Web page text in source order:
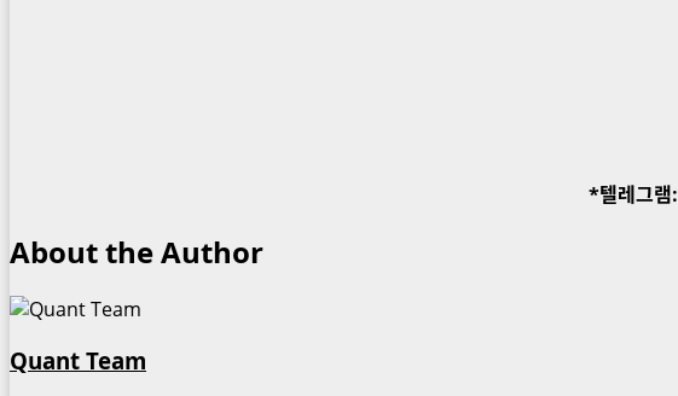
*텔레그램:
About the Author
Quant Team